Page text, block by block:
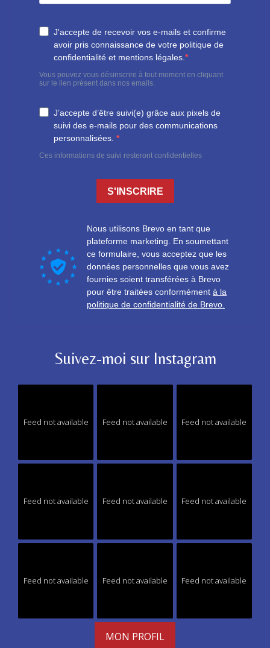
Suivez-moi sur Instagram
Feed not available Feed not available Feed not available
Feed not available Feed not available Feed not available
Feed not available Feed not available Feed not available
MON PROFIL